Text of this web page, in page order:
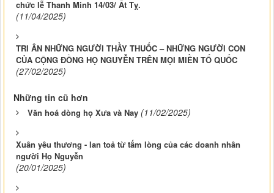
chức lễ Thanh Minh 14/03/ Ất Tỵ.
(11/04/2025)
TRI ÂN NHỮNG NGƯỜI THẦY THUỐC – NHỮNG NGƯỜI CON
CỦA CỘNG ĐỒNG HỌ NGUYỄN TRÊN MỌI MIỀN TỔ QUỐC
(27/02/2025)
Những tin cũ hơn
Văn hoá dòng họ Xưa và Nay (11/02/2025)
Xuân yêu thương - lan toả từ tấm lòng của các doanh nhân
người Họ Nguyễn
(20/01/2025)